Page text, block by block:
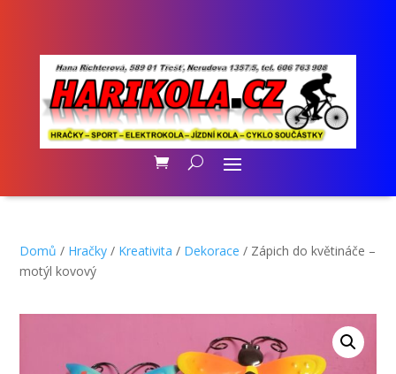
Domů / Hračky / Kreativita / Dekorace / Zápich do květináče –
motýl kovový